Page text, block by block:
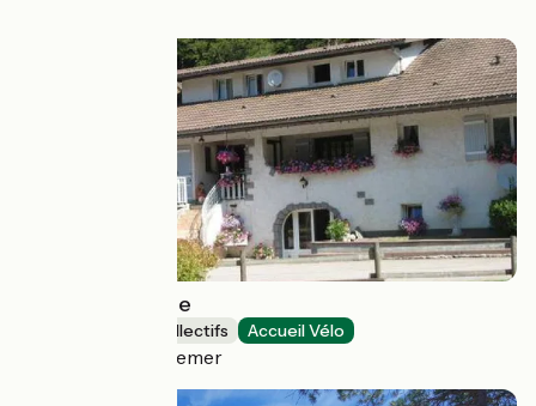
Gîte Verte Vallée
Hébergements collectifs Accueil Vélo
Xonrupt-Longemer